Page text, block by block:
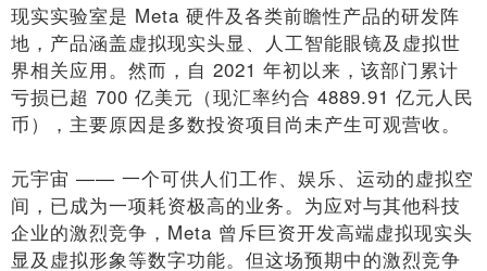
现实实验室是 Meta 硬件及各类前瞻性产品的研发阵
地，产品涵盖虚拟现实头显、人工智能眼镜及虚拟世
界相关应用。然而，自 2021 年初以来，该部门累计
亏损已超 700 亿美元（现汇率约合 4889.91 亿元人民
币），主要原因是多数投资项目尚未产生可观营收。
元宇宙 —— 一个可供人们工作、娱乐、运动的虚拟空
间，已成为一项耗资极高的业务。为应对与其他科技
企业的激烈竞争，Meta 曾斥巨资开发高端虚拟现实头
显及虚拟形象等数字功能。但这场预期中的激烈竞争